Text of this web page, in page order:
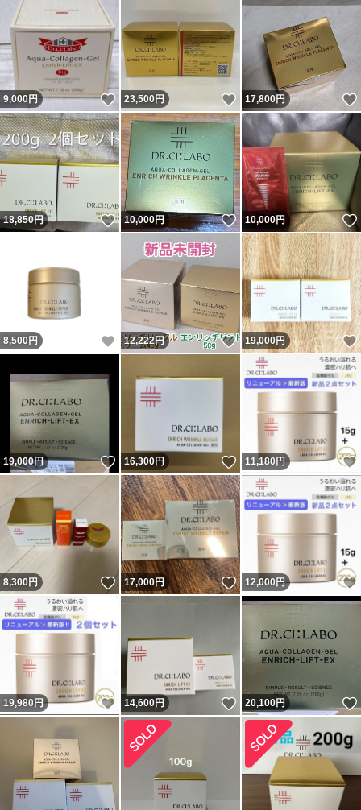
9,000円 いいね！
23,500円 いいね！
17,800円
18,850円 いいね！
10,000円 いいね！
10,000円
8,500 円 いいね！
12,222円 いいね！
19,000円
19,000円 いいね！
16,300円 いいね！
11,180円
8,300円 いいね！
17,000円 いいね！
12,000円
19,980円 いいね！
14,600円 いいね！
20,100円